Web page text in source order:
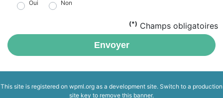
Oui Non
(*) Champs obligatoires
Envoyer
This site is registered on wpml.org as a development site. Switch to a production
site key to remove this banner.